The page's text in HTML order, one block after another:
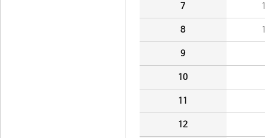
7
8
9
10
11
12